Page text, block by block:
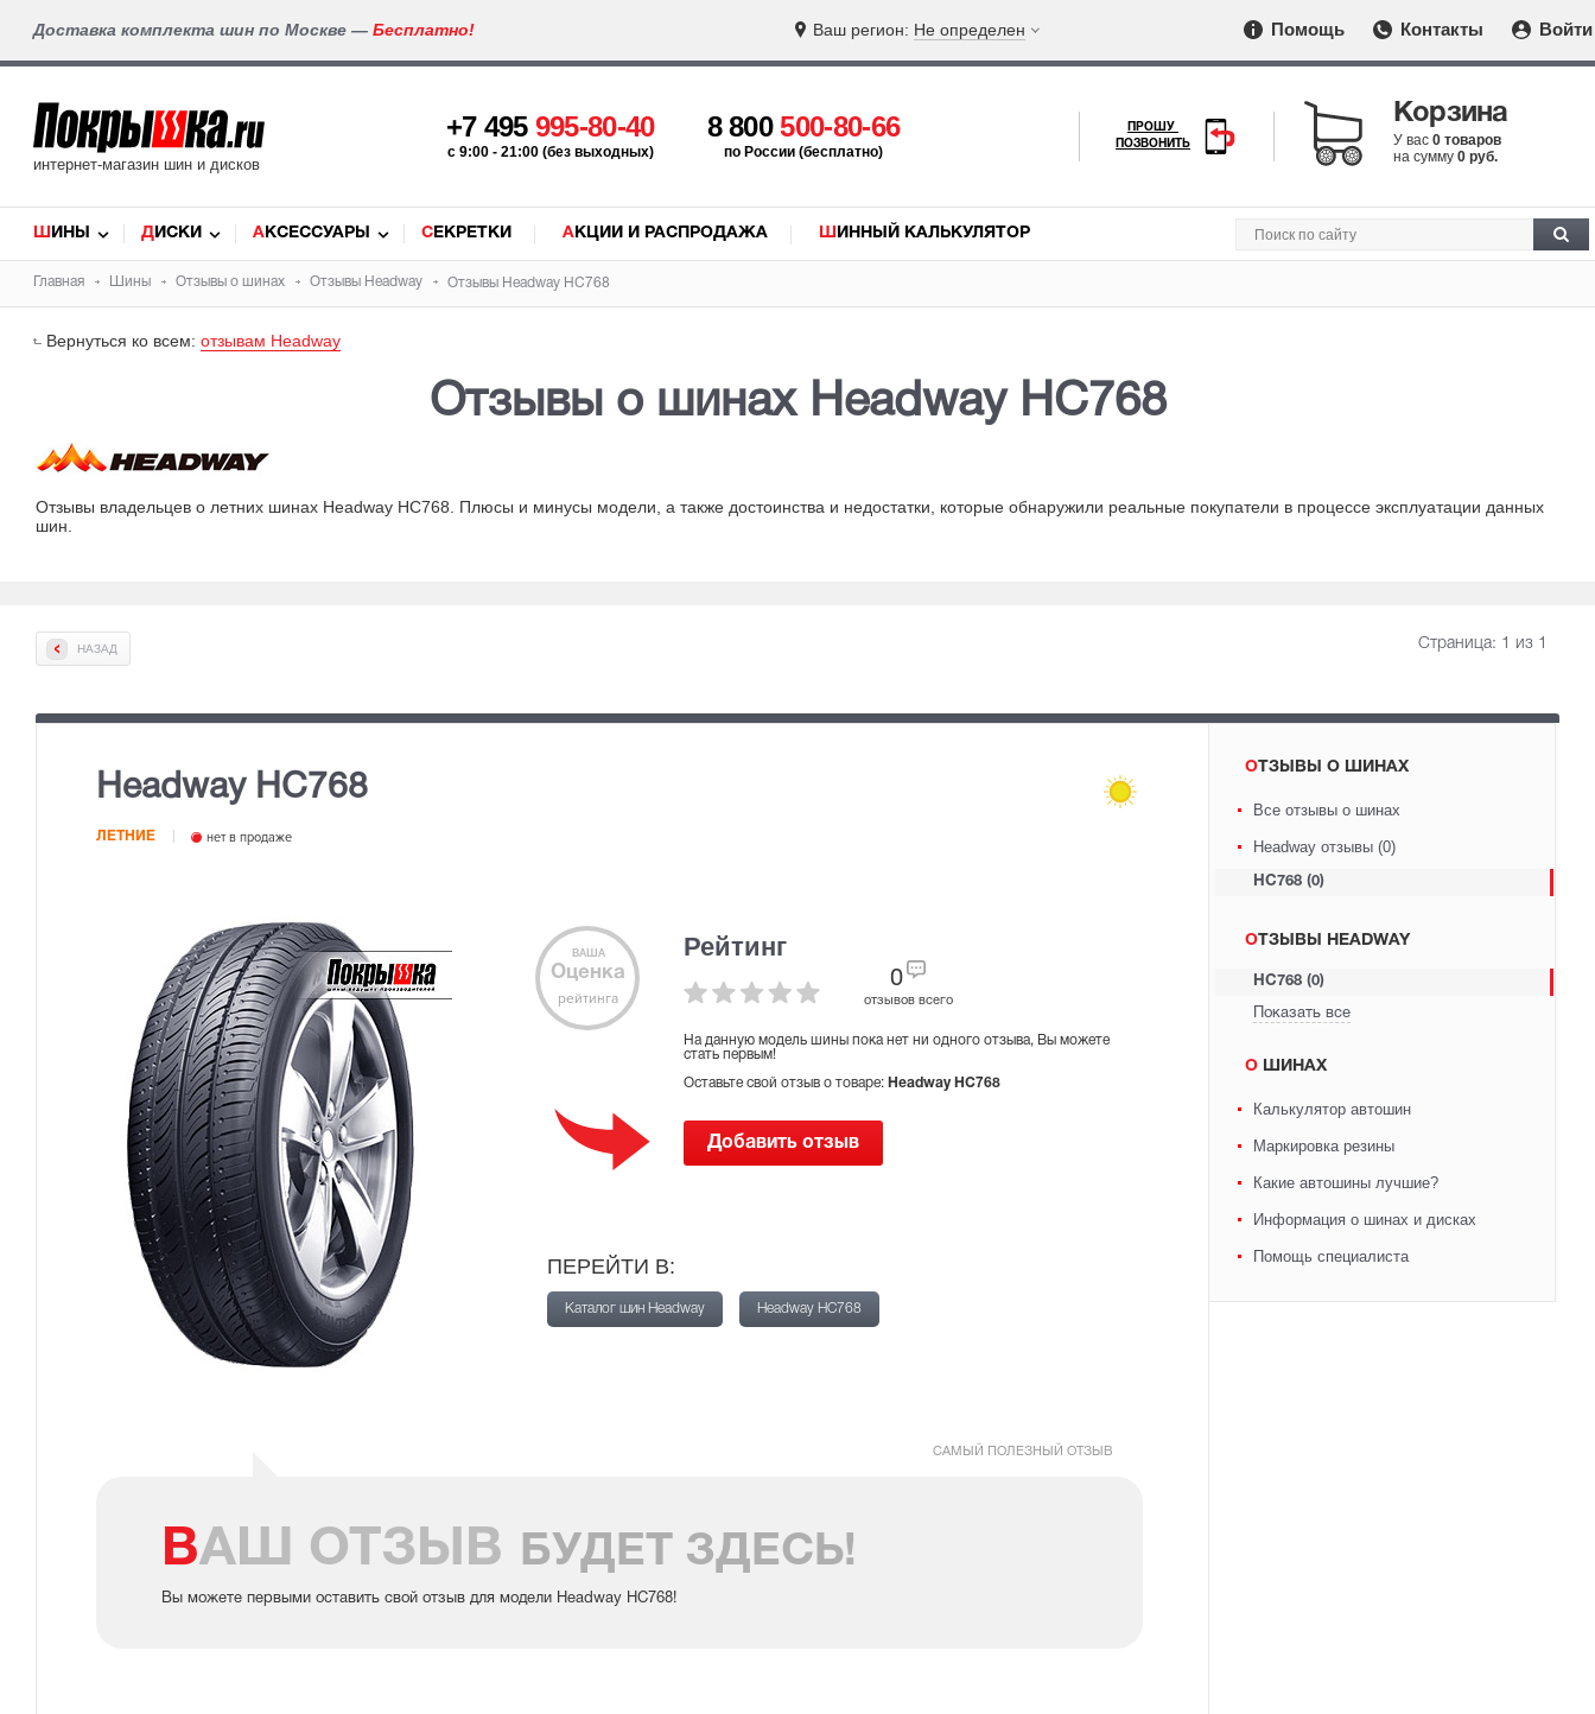
Доставка комплекта шин по Москве — Бесплатно! Ваш регион: Не определен Помощь Контакты Войти
интернет-магазин шин и дисков
+7 495 995-80-40
c 9:00 - 21:00 (без выходных)
8 800500-80-66
по России (бесплатно)
ПРОШУ
ПОЗВОНИТЬ
Корзина
У вас 0 товаров
на сумму 0 руб.
ШИНЫ ДИСКИ АКСЕССУАРЫ СЕКРЕТКИ АКЦИИ И РАСПРОДАЖА ШИННЫЙ КАЛЬКУЛЯТОР
Главная Шины Отзывы о шинах Отзывы Headway Отзывы Headway HC768
Вернуться ко всем: отзывам Headway
Отзывы о шинах Headway HC768
Отзывы владельцев о летних шинах Headway HC768. Плюсы и минусы модели, а также достоинства и недостатки , которые обнаружили реальные покупатели в процессе эксплуатации данных
шин
НАЗАД Страница: 1 из 1
Headway HC768
ЛЕТНИЕ нет в продаже
ВАША
Оценка
рейтинга
Рейтинг
0
отзывов всего
На данную модель шины пока нет ни одного отзыва, Вы можете
стать первым!
Оставьте свой отзыв о товаре: Headway HC768
Добавить отзыв
ПЕРЕЙТИ В:
Каталог шин Headway Headway HC768
САМЫЙ ПОЛЕЗНЫЙ ОТЗЫВ
ВАШ ОТЗЫВ БУДЕТ ЗДЕСЬ!
Вы можете первыми оставить свой отзыв для модели Headway HC768!
ОТЗЫВЫ О ШИНАХ
Все отзывы о шинах
Headway отзывы (0)
HC768 (0)
ОТЗЫВЫ HEADWAY
HC768 (0)
Показать все
О ШИНАХ
Калькулятор автошин
Маркировка резины
Какие автошины лучшие?
Информация о шинах и дисках
Помощь специалиста